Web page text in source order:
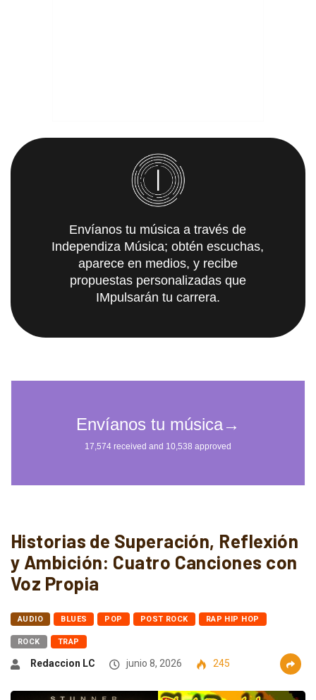
Envíanos tu música a través de
Independiza Música; obtén escuchas,
aparece en medios, y recibe
propuestas personalizadas que
IMpulsarán tu carrera.
Historias de Superación, Reflexión
y Ambición: Cuatro Canciones con
Voz Propia
AUDIO BLUES POP POST ROCK RAP HIP HOP
ROCK TRAP
Redaccion LC junio 8, 2026 245